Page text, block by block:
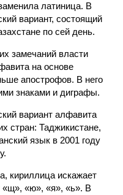
латиница. В
вариант, состоящий
по сей день.
замечаний власти
на основе
апострофов. В него
знаками и диграфы.
вариант алфавита
стран: Таджикистане,
язык в 2001 году
кириллица искажает
«щ», «ю», «я», «ь». В